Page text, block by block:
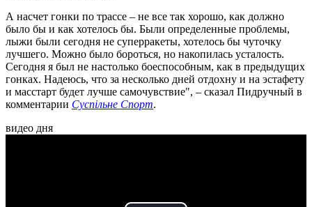
А насчет гонки по трассе – не все так хорошо, как должно
было бы и как хотелось бы. Были определенные проблемы,
лыжи были сегодня не суперракеты, хотелось бы чуточку
лучшего. Можно было бороться, но накопилась усталость.
Сегодня я был не настолько боеспособным, как в предыдущих
гонках. Надеюсь, что за несколько дней отдохну и на эстафету
и масстарт будет лучше самочувствие", – сказал Пидручный в
комментарии Суспільне Спорт.
видео дня